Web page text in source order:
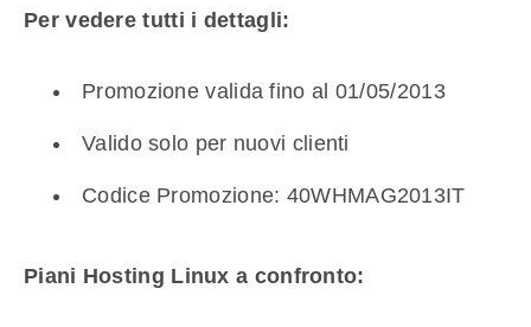
Per vedere tutti i dettagli:
Promozione valida fino al 01/05/2013
Valido solo per nuovi clienti
Codice Promozione: 40WHMAG2013IT
Piani Hosting Linux a confronto: